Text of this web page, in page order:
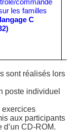
commande
les familles
langage C
sont réalisés lors
individuel
aux participants
CD-ROM.